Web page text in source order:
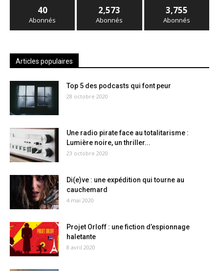
40
Abonnés
2,573
Abonnés
3,755
Abonnés
Articles populaires
Top 5 des podcasts qui font peur
28 octobre 2020
Une radio pirate face au totalitarisme :
Lumière noire, un thriller...
23 octobre 2020
Di(e)ve : une expédition qui tourne au
cauchemard
4 mai 2020
Projet Orloff : une fiction d’espionnage
haletante
8 avril 2020